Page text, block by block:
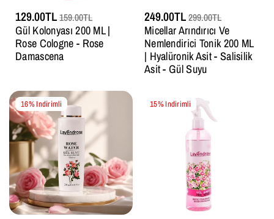
Gül Kolonyası 200 ML |
Rose Cologne - Rose
Damascena
129.00TL159.00TL
Micellar Arındırıcı Ve
Nemlendirici Tonik 200 ML
| Hyalüronik Asit - Salisilik
Asit - Gül Suyu
249.00TL299.00TL
16% Indirimli 15% Indirimli